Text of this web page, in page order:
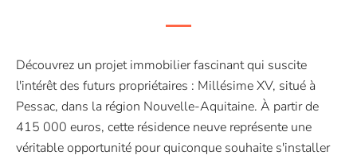
Découvrez un projet immobilier fascinant qui suscite
l'intérêt des futurs propriétaires : Millésime XV, situé à
Pessac, dans la région Nouvelle-Aquitaine. À partir de
415 000 euros, cette résidence neuve représente une
véritable opportunité pour quiconque souhaite s'installer